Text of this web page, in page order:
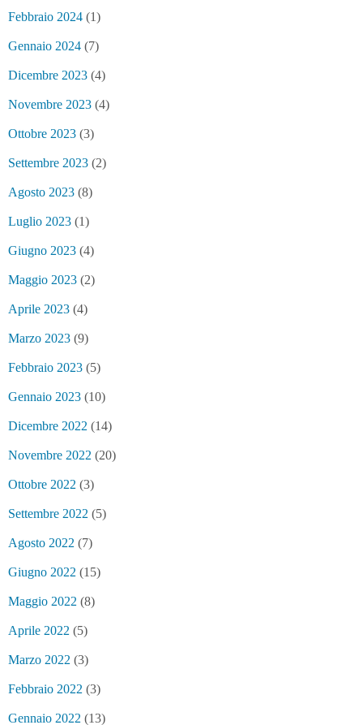
Febbraio 2024 (1)
Gennaio 2024 (7)
Dicembre 2023 (4)
Novembre 2023 (4)
Ottobre 2023 (3)
Settembre 2023 (2)
Agosto 2023 (8)
Luglio 2023 (1)
Giugno 2023 (4)
Maggio 2023 (2)
Aprile 2023 (4)
Marzo 2023 (9)
Febbraio 2023 (5)
Gennaio 2023 (10)
Dicembre 2022 (14)
Novembre 2022 (20)
Ottobre 2022 (3)
Settembre 2022 (5)
Agosto 2022 (7)
Giugno 2022 (15)
Maggio 2022 (8)
Aprile 2022 (5)
Marzo 2022 (3)
Febbraio 2022 (3)
Gennaio 2022 (13)